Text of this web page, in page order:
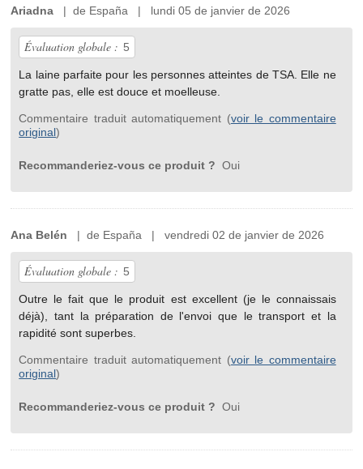
Ariadna | de España | lundi 05 de janvier de 2026
Évaluation globale : 5
La laine parfaite pour les personnes atteintes de TSA. Elle ne
gratte pas, elle est douce et moelleuse.
Commentaire traduit automatiquement (voir le commentaire
original)
Recommanderiez-vous ce produit ? Oui
Ana Belén | de España | vendredi 02 de janvier de 2026
Évaluation globale : 5
Outre le fait que le produit est excellent (je le connaissais
déjà), tant la préparation de l'envoi que le transport et la
rapidité sont superbes.
Commentaire traduit automatiquement (voir le commentaire
original)
Recommanderiez-vous ce produit ? Oui